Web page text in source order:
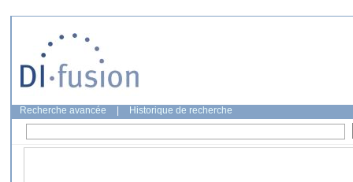
Recherche avancée Historique de recherche